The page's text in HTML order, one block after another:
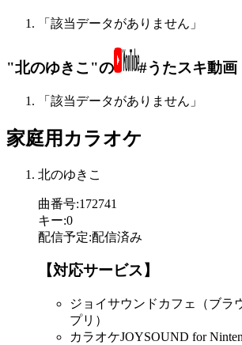
「該当データがありません」
"北のゆきこ"の #うたスキ動画
「該当データがありません」
家庭用カラオケ
北のゆきこ
曲番号:172741
キー:0
配信予定:配信済み
【対応サービス】
ジョイサウンドカフェ（ブラ
プリ）
カラオケJOYSOUND for